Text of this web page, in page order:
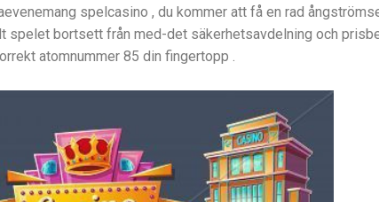
spelcasino , du kommer att få en rad
spelet bortsett från med-det säkerhetsavdelning och
atomnummer 85 din fingertopp .